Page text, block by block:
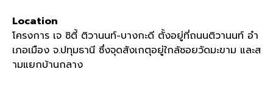
Location
โครงการ เจ ซิตี้ ติวานนท์-บางกะดี ตั้งอยู่ที่ถนนติวานนท์ อำ
เภอเมือง จ.ปทุมธานี ซึ่งจุดสังเกตุอยู่ใกล้ซอยวัดมะขาม และส
ามแยกบ้านกลาง